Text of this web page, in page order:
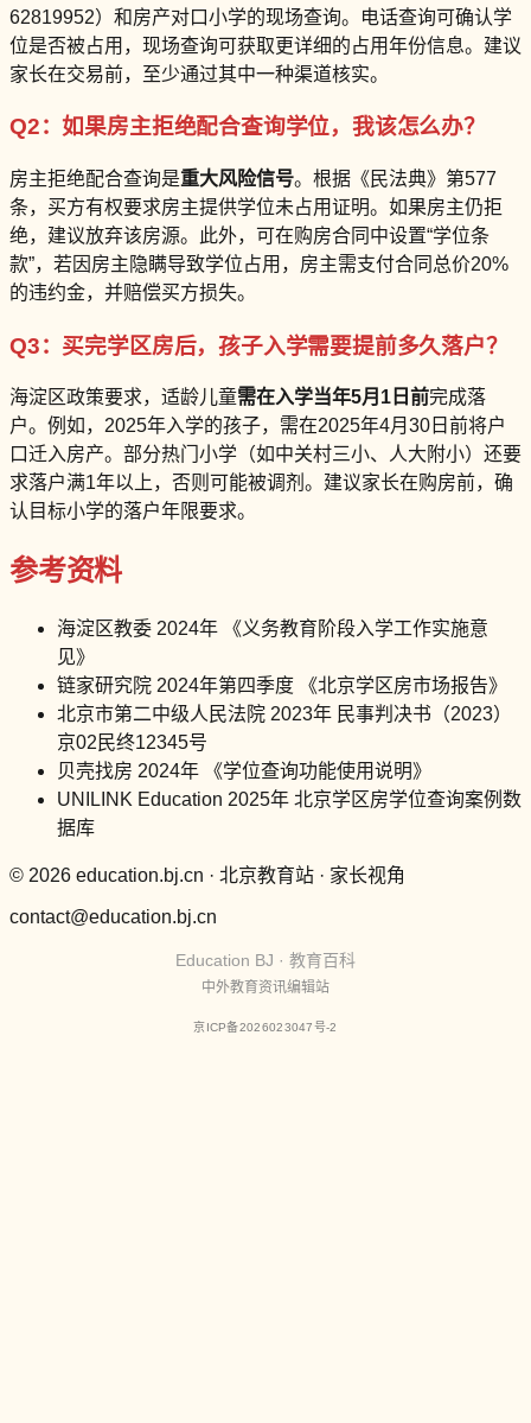
62819952）和房产对口小学的现场查询。电话查询可确认学
位是否被占用，现场查询可获取更详细的占用年份信息。建议
家长在交易前，至少通过其中一种渠道核实。
Q2：如果房主拒绝配合查询学位，我该怎么办？
房主拒绝配合查询是重大风险信号。根据《民法典》第577
条，买方有权要求房主提供学位未占用证明。如果房主仍拒
绝，建议放弃该房源。此外，可在购房合同中设置“学位条
款”，若因房主隐瞒导致学位占用，房主需支付合同总价20%
的违约金，并赔偿买方损失。
Q3：买完学区房后，孩子入学需要提前多久落户？
海淀区政策要求，适龄儿童需在入学当年5月1日前完成落
户。例如，2025年入学的孩子，需在2025年4月30日前将户
口迁入房产。部分热门小学（如中关村三小、人大附小）还要
求落户满1年以上，否则可能被调剂。建议家长在购房前，确
认目标小学的落户年限要求。
参考资料
海淀区教委 2024年 《义务教育阶段入学工作实施意
见》
链家研究院 2024年第四季度 《北京学区房市场报告》
北京市第二中级人民法院 2023年 民事判决书（2023）
京02民终12345号
贝壳找房 2024年 《学位查询功能使用说明》
UNILINK Education 2025年 北京学区房学位查询案例数
据库
© 2026 education.bj.cn · 北京教育站 · 家长视角
contact@education.bj.cn
Education BJ · 教育百科
中外教育资讯编辑站
京ICP备2026023047号-2